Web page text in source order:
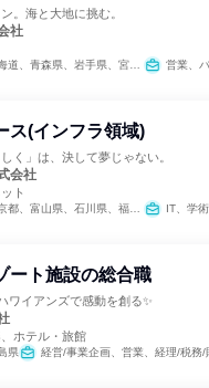
。海と大地に挑む。
社
県、福島県、茨城県、栃木県、群馬県、埼玉県、千葉県、東京都、神奈川県、新潟県、富山県、石川県、福井県、山梨県、長野県、岐阜県、静岡県、愛知県、三重県、滋賀県、京都府、大阪府、兵庫県、奈良県、和歌山県、鳥取県、島根県、岡山県、広島県、山口県、徳島県、香川県、愛媛県、高知県、福岡県、佐賀県、長崎県、熊本県、大分県、宮崎県、鹿児島県、沖縄県 営業、バッ
ス(インフラ領域)
く」は、決して夢じゃない。
会社
ト
、岐阜県、静岡県、愛知県、三重県、滋賀県、京都府、大阪府、兵庫県、奈良県、和歌山県、鳥取県、島根県、岡山県、広島県、山口県、徳島県、香川県、愛媛県、高知県、福岡県、佐賀県、長崎県、熊本県、大分県、宮崎県、鹿児島県、沖縄県 IT、学術研究、営業、
ート施設の総合職
ワイアンズで感動を創る✨
ホテル・旅館
県 経営/事業企画、営業、経理/税務/